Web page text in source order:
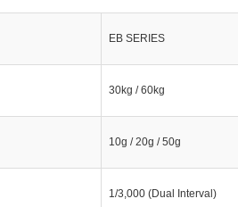
EB SERIES
30kg / 60kg
10g / 20g / 50g
1/3,000 (Dual Interval)